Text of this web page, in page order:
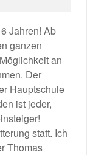
Jahren! Ab
ganzen
an
Der
Hauptschule
ist jeder,
statt. Ich
Thomas